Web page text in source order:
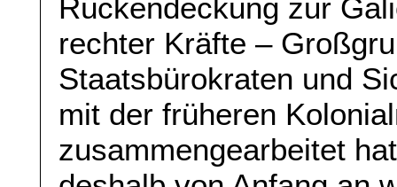
Rückendeckung zur
rechter Kräfte –
Staatsbürokraten und
mit der früheren
zusammengearbeitet